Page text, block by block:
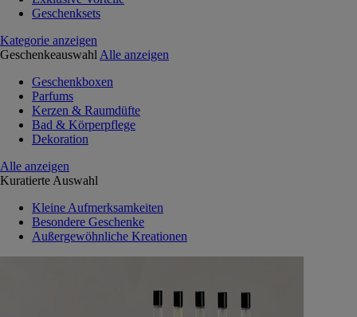
Geschenksets
Kategorie anzeigen
Geschenkeauswahl Alle anzeigen
Geschenkboxen
Parfums
Kerzen & Raumdüfte
Bad & Körperpflege
Dekoration
Alle anzeigen
Kuratierte Auswahl
Kleine Aufmerksamkeiten
Besondere Geschenke
Außergewöhnliche Kreationen